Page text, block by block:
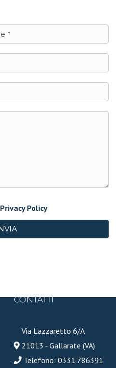
Privacy Policy
CONTATTI
Via Lazzaretto 6/A
21013 - Gallarate (VA)
Telefono: 0331.786391